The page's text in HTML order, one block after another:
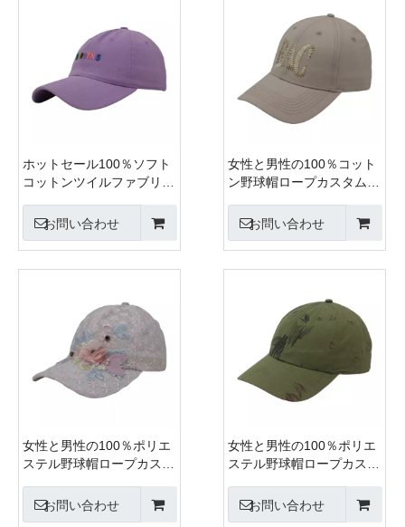
ホットセール100％ソフト
コットンツイルファブリッ
リコンプリント付きの帽子
お問い合わせ
女性と男性の100％コット
ン野球帽ロープカスタム刺
キャップメタルバックルク
ロージャー
お問い合わせ
女性と男性の100％ポリエ
ステル野球帽ロープカスタ
キャップメタルバックルク
ロージャー
お問い合わせ
女性と男性の100％ポリエ
ステル野球帽ロープカスタ
キャップメタルバックルク
ロージャー
お問い合わせ